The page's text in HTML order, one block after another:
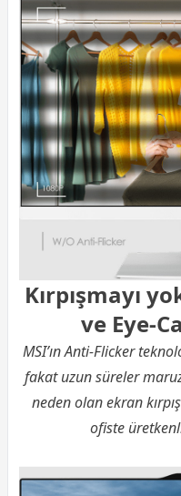
Kırpışmayı
ve Eye-
MSI’ın Anti-Flicker
fakat uzun süreler
neden olan ekran
ofiste